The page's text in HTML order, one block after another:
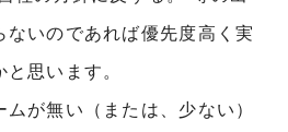
ないのであれば優先度高く実
思います。
が無い（または、少ない）